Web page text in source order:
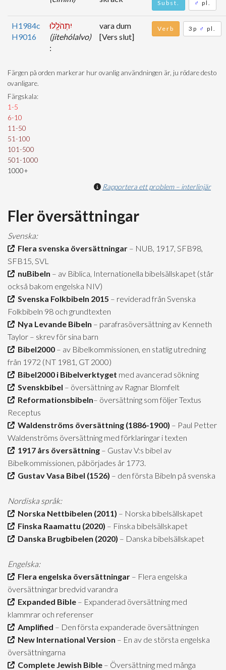
Subst. ♂ pl.
H1984c
H9016
יִתְהֹלָֽלוּ
(jitehólalvo)
vara dum
[Vers slut]
Verb 3p ♂ pl.
Färgen på orden markerar hur ovanlig användningen är, ju rödare desto
ovanligare.
Färgskala:
1-5
6-10
11-50
51-100
101-500
501-1000
1000+
Rapportera ett problem – interlinjär
Fler översättningar
Svenska:
Flera svenska översättningar – NUB, 1917, SFB98,
SFB15, SVL
nuBibeln – av Biblica, Internationella bibelsällskapet (står
också bakom engelska NIV)
Svenska Folkbibeln 2015 – reviderad från Svenska
Folkbibeln 98 och grundtexten
Nya Levande Bibeln – parafrasöversättning av Kenneth
Taylor – skrev för sina barn
Bibel2000 – av Bibelkommissionen, en statlig utredning
från 1972 (NT 1981, GT 2000)
Bibel2000 i Bibelverktyget med avancerad sökning
Svenskbibel – översättning av Ragnar Blomfelt
Reformationsbibeln– översättning som följer Textus
Receptus
Waldenströms översättning (1886-1900) – Paul Petter
Waldenströms översättning med förklaringar i texten
1917 års översättning – Gustav V:s bibel av
Bibelkommissionen, påbörjades år 1773.
Gustav Vasa Bibel (1526) – den första Bibeln på svenska
Nordiska språk:
Norska Nettbibelen (2011) – Norska bibelsällskapet
Finska Raamattu (2020) – Finska bibelsällskapet
Danska Brugbibelen (2020) – Danska bibelsällskapet
Engelska:
Flera engelska översättningar – Flera engelska
översättningar bredvid varandra
Expanded Bible – Expanderad översättning med
klammrar och referenser
Amplified – Den första expanderade översättningen
New International Version – En av de största engelska
översättningarna
Complete Jewish Bible – Översättning med många